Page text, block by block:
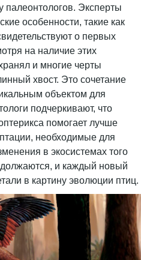
палеонтологов. Эксперты
особенности, такие как
о первых
на наличие этих
и многие черты
хвост. Это сочетание
объектом для
подчеркивают, что
помогает лучше
необходимые для
в экосистемах того
и каждый новый
в картину эволюции птиц.